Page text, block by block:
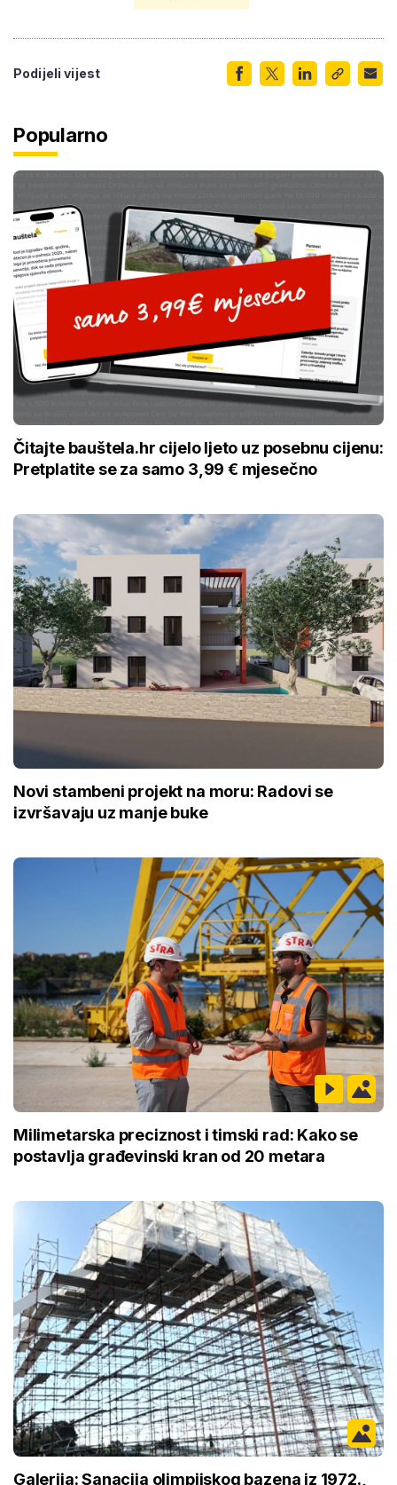
Podijeli vijest
Popularno
Čitajte bauštela.hr cijelo ljeto uz posebnu cijenu:
Pretplatite se za samo 3,99 € mjesečno
Novi stambeni projekt na moru: Radovi se
izvršavaju uz manje buke
Milimetarska preciznost i timski rad: Kako se
postavlja građevinski kran od 20 metara
Galerija: Sanacija olimpijskog bazena iz 1972.,